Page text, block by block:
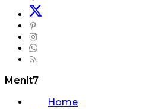
Menit7
Home